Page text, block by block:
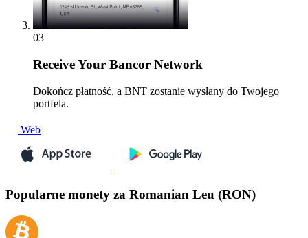
03
ReceiveYour Bancor Network
Dokończ płatność, a BNT zostanie wysłany do Twojego
portfela.
Web
Popularne monety za Romanian Leu (RON)